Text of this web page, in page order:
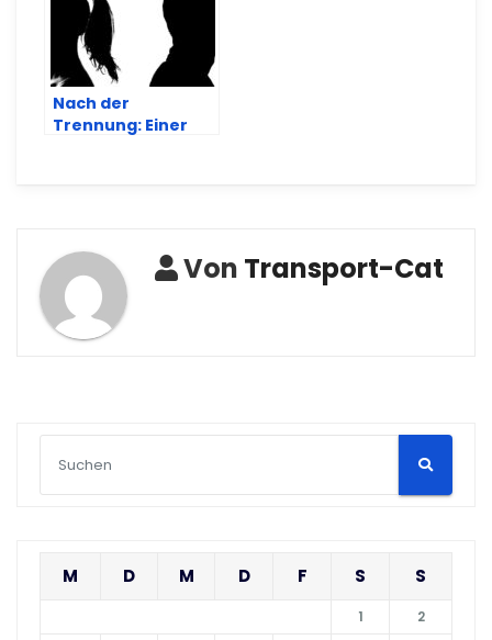
Nach der
Trennung: Einer
Von Transport-Cat
M D M D F S S
1
2